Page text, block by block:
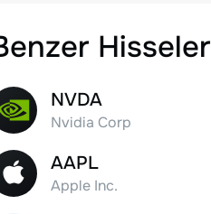
Hisseler
NVDA
Nvidia Corp
AAPL
Apple Inc.